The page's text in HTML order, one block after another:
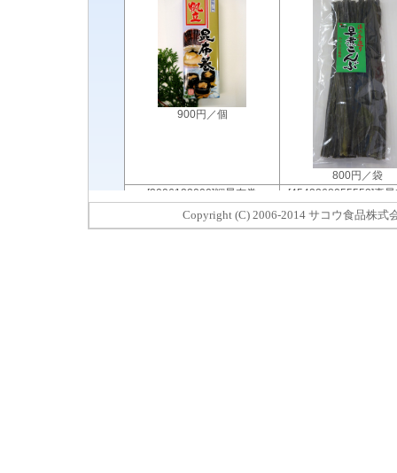
Copyright (C) 2006-2014 サコウ食品株式